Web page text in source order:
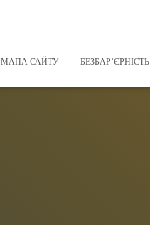
МАПА САЙТУ БЕЗБАР’ЄРНІСТЬ